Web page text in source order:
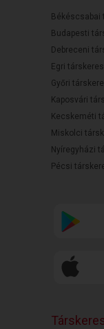
Békéscsabai
Budapesti
Debreceni
Egri
Győri
Kaposvári
Kecskeméti
Miskolci
Nyíregyházi
Pécsi